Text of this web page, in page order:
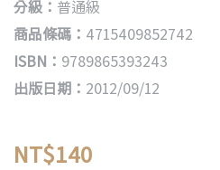
分級： 普通級
商品條碼： 4715409852742
ISBN： 9789865393243
出版日期： 2012/09/12
NT$140